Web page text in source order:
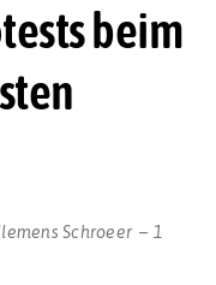
beim
Schroeer
1